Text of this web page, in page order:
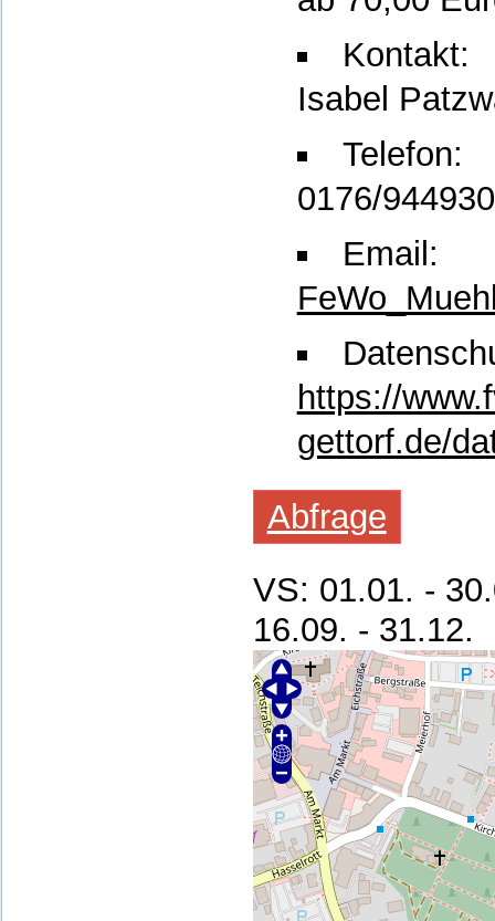
Kontakt:
Isabel
Telefon:
0176/
Email:
https://
gettorf.de/
Abfrage
VS: 01.01. -
16.09. -